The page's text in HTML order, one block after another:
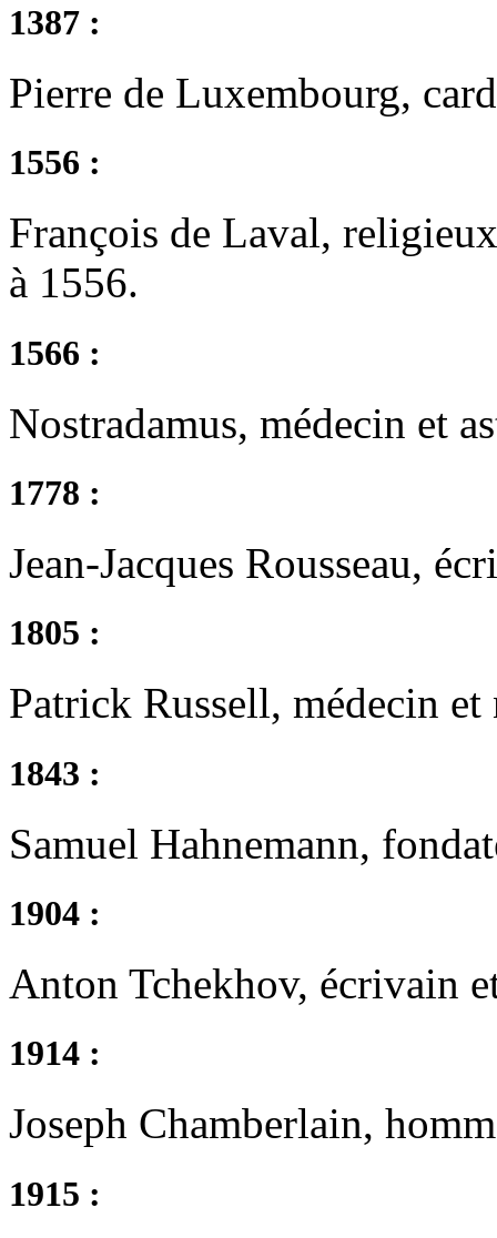
1387 :
Pierre de Luxembourg,
1556 :
François de Laval,
à 1556.
1566 :
Nostradamus, médecin et
1778 :
Jean-Jacques Rousseau,
1805 :
Patrick Russell, médecin
1843 :
Samuel Hahnemann,
1904 :
Anton Tchekhov, écrivain
1914 :
Joseph Chamberlain,
1915 :